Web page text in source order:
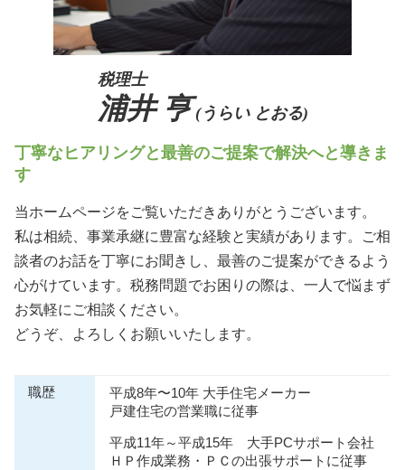
税理士
浦井 亨 (うらい とおる)
丁寧なヒアリングと最善のご提案で解決へと導きま
す
当ホームページをご覧いただきありがとうございます。
私は相続、事業承継に豊富な経験と実績があります。ご相
談者のお話を丁寧にお聞きし、最善のご提案ができるよう
心がけています。税務問題でお困りの際は、一人で悩まず
お気軽にご相談ください。
どうぞ、よろしくお願いいたします。
職歴
平成8年〜10年 大手住宅メーカー
戸建住宅の営業職に従事
平成11年～平成15年 大手PCサポート会社
ＨＰ作成業務・ＰＣの出張サポートに従事